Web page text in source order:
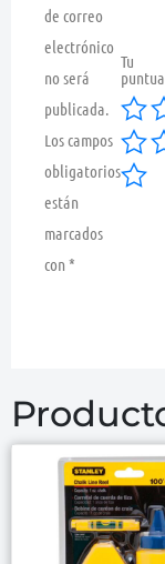
de correo
electrónico
no será
publicada.
Los campos
obligatorios
están
marcados
con *
Tu